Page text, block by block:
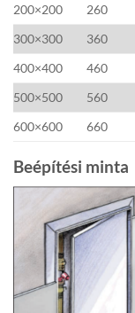
200×200 260
300×300
360
400×400
460
500×500
560
600×600
660
Beépítési minta